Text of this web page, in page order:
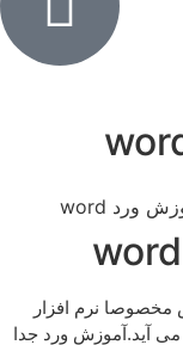
مخصوصا نرم افزار
آید.آموزش ورد جدا